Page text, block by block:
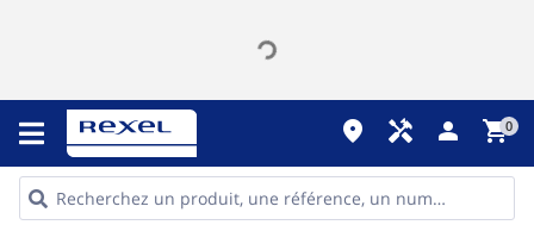
place handyman person shopping_cart0